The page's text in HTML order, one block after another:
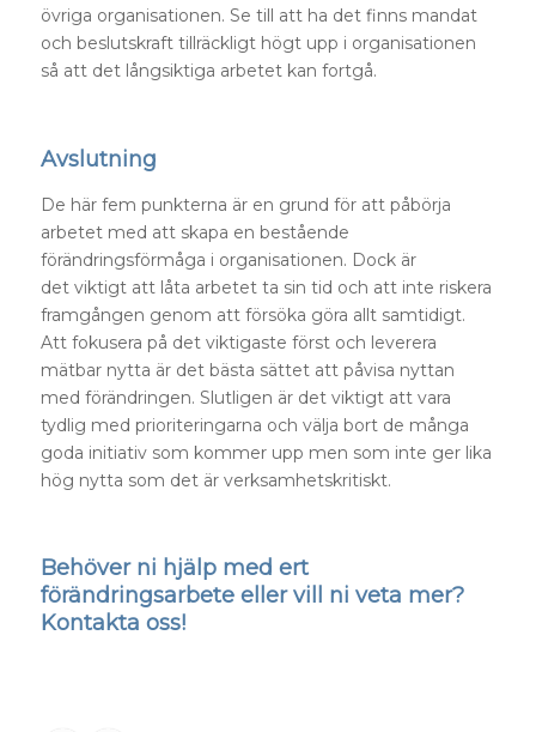
övriga organisationen. Se till att ha det finns mandat
och beslutskraft tillräckligt högt upp i organisationen
så att det långsiktiga arbetet kan fortgå.
Avslutning
De här fem punkterna är en grund för att påbörja
arbetet med att skapa en bestående
förändringsförmåga i organisationen. Dock är
det viktigt att låta arbetet ta sin tid och att inte riskera
framgången genom att försöka göra allt samtidigt.
Att fokusera på det viktigaste först och leverera
mätbar nytta är det bästa sättet att påvisa nyttan
med förändringen. Slutligen är det viktigt att vara
tydlig med prioriteringarna och välja bort de många
goda initiativ som kommer upp men som inte ger lika
hög nytta som det är verksamhetskritiskt.
Behöver ni hjälp med ert
förändringsarbete eller vill ni veta mer?
Kontakta oss!